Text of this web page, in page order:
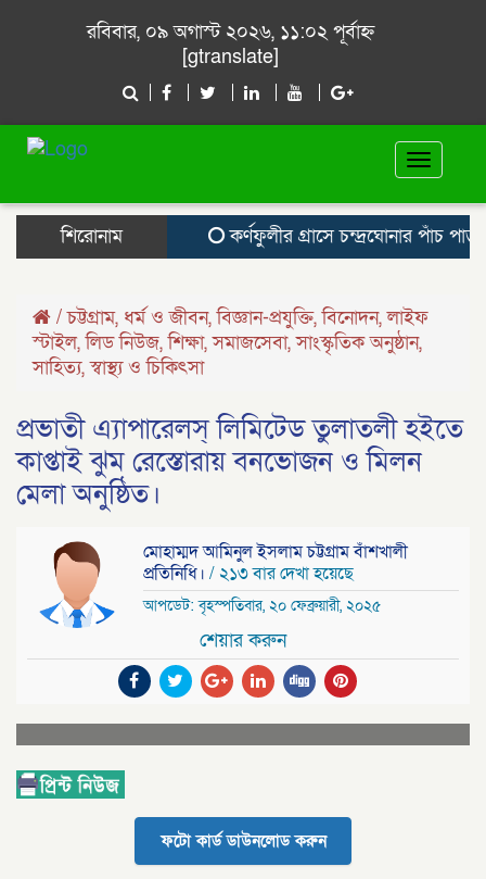
রবিবার, ০৯ অগাস্ট ২০২৬, ১১:০২ পূর্বাহ্ন
[gtranslate]
Toggle
শিরোনাম
কর্ণফুলীর গ্রাসে চন্দ্রঘোনার পাঁচ পাড়া,
/চট্টগ্রাম, ধর্ম ও জীবন,বিজ্ঞান-প্রযুক্তি,বিনোদন,লাইফ
স্টাইল,লিড নিউজ,শিক্ষা,সমাজসেবা,সাংস্কৃতিক অনুষ্ঠান,
সাহিত্য,স্বাস্থ্য ও চিকিৎসা
প্রভাতী এ্যাপারেলস্ লিমিটেড তুলাতলী হইতে
কাপ্তাই ঝুম রেস্তোরায় বনভোজন ও মিলন
মেলা অনুষ্ঠিত।
মোহাম্মদ আমিনুল ইসলাম চট্টগ্রাম বাঁশখালী
প্রতিনিধি। / ২১৩ বার দেখা হয়েছে
আপডেট: বৃহস্পতিবার, ২০ ফেব্রুয়ারী, ২০২৫
শেয়ার করুন
ফটো কার্ড ডাউনলোড করুন